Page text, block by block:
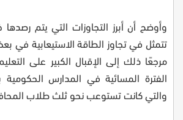
وأوضح أن أبرز التجاوزات التي يتم
تتمثل في تجاوز الطاقة الاستيعابية في
مرجعًا ذلك إلى الإقبال الكبير على
الفترة المسائية في المدارس
والتي كانت تستوعب نحو ثلث طلاب